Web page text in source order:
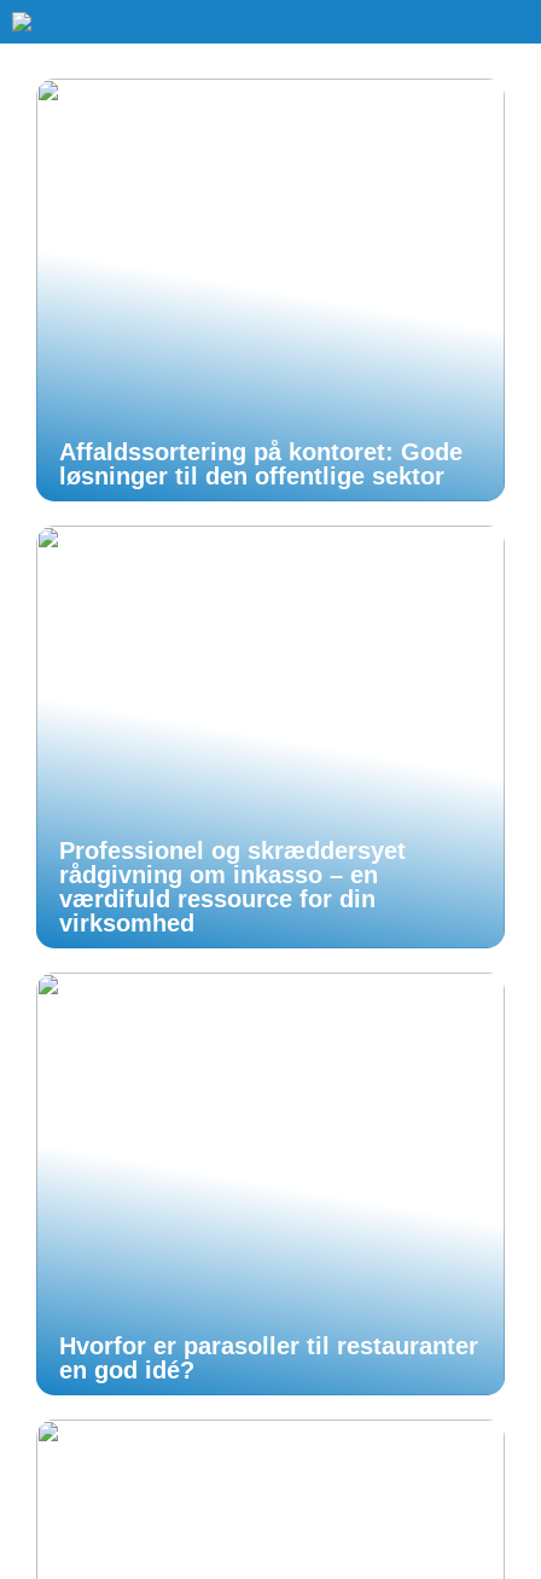
Affaldssortering på kontoret: Gode
løsninger til den offentlige sektor
Professionel og skræddersyet
rådgivning om inkasso – en
værdifuld ressource for din
virksomhed
Hvorfor er parasoller til restauranter
en god idé?